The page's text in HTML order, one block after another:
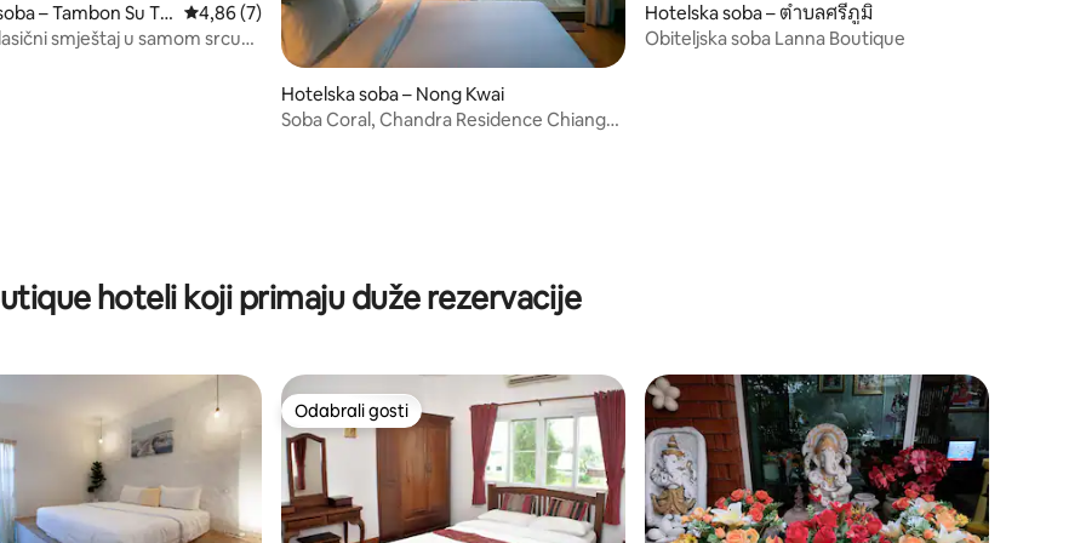
– Tambon Su Th Prosječna ocjena: 4,86/5, recenzija: 7
4,86 (7)
smještaj u samom srcu
Hotelska soba – Nong Kwai
Soba Coral, Chandra Residence Chiang
Hotelska soba – ตำบลศรีภูมิ
Obiteljska soba Lanna Boutique
hoteli koji primaju duže rezervacije
Odabrali gosti
Odabrali gosti